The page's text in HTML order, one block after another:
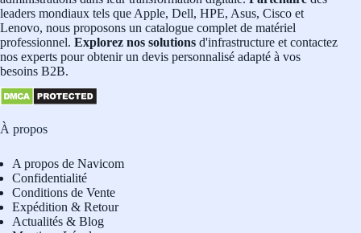
leaders mondiaux tels que Apple, Dell, HPE, Asus, Cisco et
Lenovo, nous proposons un catalogue complet de matériel
professionnel. Explorez nos solutions d'infrastructure et contactez
nos experts pour obtenir un devis personnalisé adapté à vos
besoins B2B.
À propos
A propos de Navicom
Confidentialité
Conditions de Vente
Expédition & Retour
Actualités & Blog